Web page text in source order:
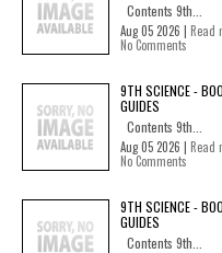
Contents 9th...
Aug 05 2026 | Read
No Comments
9TH SCIENCE -
GUIDES
Contents 9th...
Aug 05 2026 | Read
No Comments
9TH SCIENCE -
GUIDES
Contents 9th...